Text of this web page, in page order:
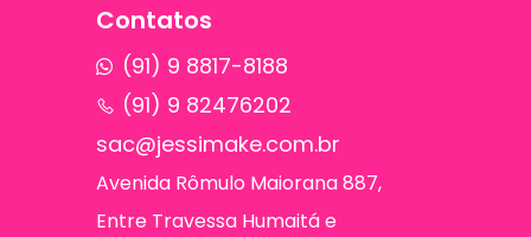
Contatos
(91) 9 8817-8188
(91) 9 82476202
sac@jessimake.com.br
Avenida Rômulo Maiorana 887,
Entre Travessa Humaitá e